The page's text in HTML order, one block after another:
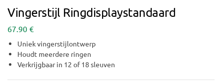
Vingerstijl Ringdisplaystandaard
67.90 €
Uniek vingerstijlontwerp
Houdt meerdere ringen
Verkrijgbaar in 12 of 18 sleuven